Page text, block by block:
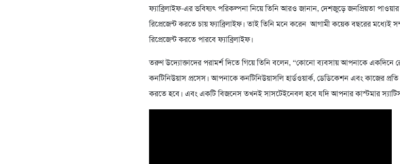
ফ্যাব্রিলাইফ-এর ভবিষ্যৎ পরিকল্পনা নিয়ে তিনি আরও জানান, দেশজুড়ে জনপ্রিয়তা পাওয়ার
রিপ্রেজেন্ট করতে চায় ফ্যাব্রিলাইফ। তাই তিনি মনে করেন আগামী কয়েক বছরের মধ্যেই
রিপ্রেজেন্ট করতে পারবে ফ্যাব্রিলাইফ।
তরুণ উদ্যোক্তাদের পরামর্শ দিতে গিয়ে তিনি বলেন, “কোনো ব্যবসায় আপনাকে একদিনে
কনটিনিউয়াস প্রসেস। আপনাকে কনটিনিউয়াসলি হার্ডওয়ার্ক, ডেডিকেশন এবং কাজের
করতে হবে। এবং একটি বিজনেস তখনই সাসটেইনেবল হবে যদি আপনার কাস্টমার